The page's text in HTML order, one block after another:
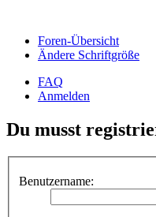
Foren-Übersicht
Ändere Schriftgröße
FAQ
Anmelden
Du musst
Benutzername: